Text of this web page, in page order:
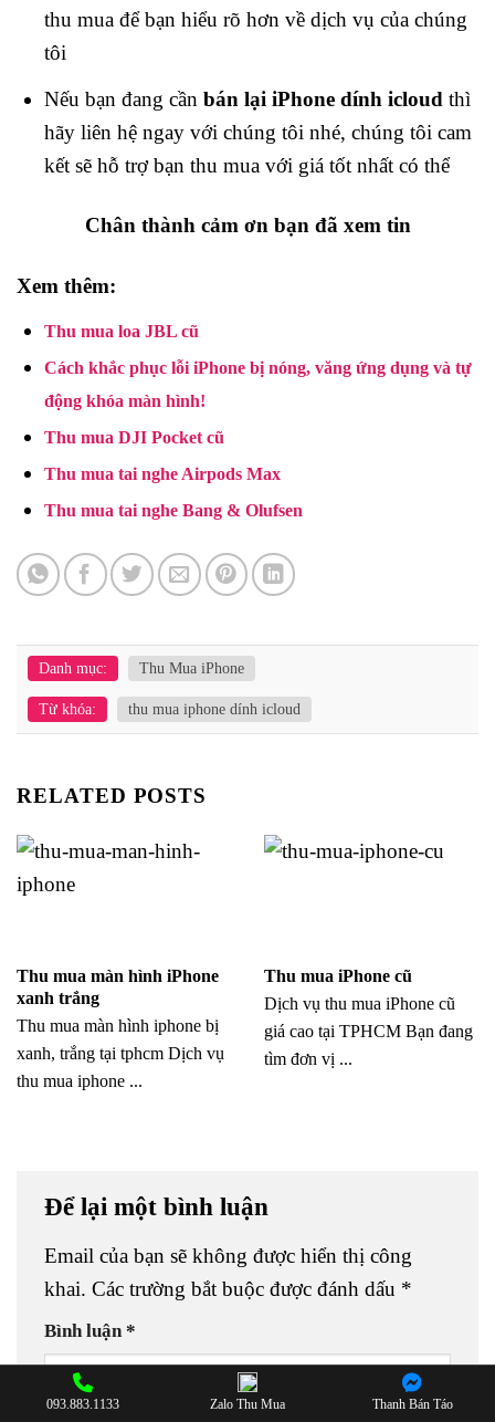
thu mua để bạn hiểu rõ hơn về dịch vụ của chúng
tôi
Nếu bạn đang cần bán lại iPhone dính icloud thì
hãy liên hệ ngay với chúng tôi nhé, chúng tôi cam
kết sẽ hỗ trợ bạn thu mua với giá tốt nhất có thể
Chân thành cảm ơn bạn đã xem tin
Xem thêm:
Thu mua loa JBL cũ
Cách khắc phục lỗi iPhone bị nóng, văng ứng dụng và tự
động khóa màn hình!
Thu mua DJI Pocket cũ
Thu mua tai nghe Airpods Max
Thu mua tai nghe Bang & Olufsen
Danh mục: Thu Mua iPhone
Từ khóa: thu mua iphone dính icloud
RELATED POSTS
Thu mua màn hình iPhone
xanh trắng
Thu mua màn hình iphone bị
xanh, trắng tại tphcm Dịch vụ
thu mua iphone ...
Thu mua iPhone cũ
Dịch vụ thu mua iPhone cũ
giá cao tại TPHCM Bạn đang
tìm đơn vị ...
Để lại một bình luận
Email của bạn sẽ không được hiển thị công
khai. Các trường bắt buộc được đánh dấu *
Bình luận*
093.883.1133 Zalo Thu Mua Thanh Bán Táo